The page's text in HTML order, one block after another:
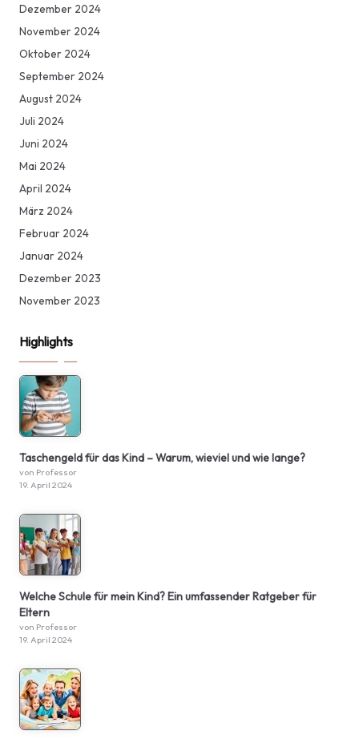
Dezember 2024
November 2024
Oktober 2024
September 2024
August 2024
Juli 2024
Juni 2024
Mai 2024
April 2024
März 2024
Februar 2024
Januar 2024
Dezember 2023
November 2023
Highlights
Taschengeld für das Kind – Warum, wieviel und wie lange?
von Professor
19. April 2024
Welche Schule für mein Kind? Ein umfassender Ratgeber für
Eltern
von Professor
19. April 2024